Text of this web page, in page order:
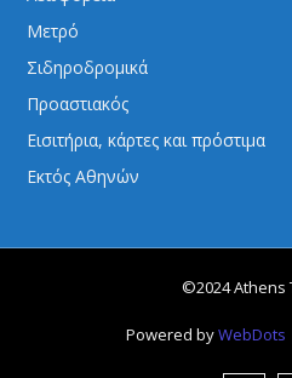
Μετρό
Σιδηροδρομικά
Προαστιακός
Εισιτήρια, κάρτες και πρόστιμα
Εκτός Αθηνών
©2024 Athens
Powered byWebDots